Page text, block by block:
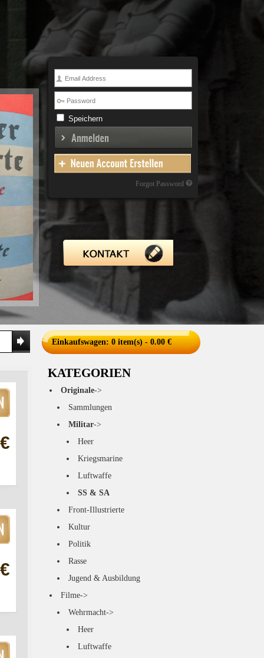
Speichern
Forgot Password
Einkaufswagen: 0 item(s) - 0.00 €
KATEGORIEN
Originale->
Sammlungen
Militar->
Heer
Kriegsmarine
Luftwaffe
SS & SA
Front-Illustrierte
Kultur
Politik
Rasse
Jugend & Ausbildung
Filme->
Wehrmacht->
Heer
Luftwaffe